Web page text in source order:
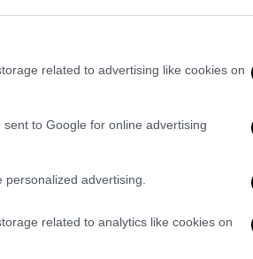
related to advertising like cookies on
to Google for online advertising
advertising.
related to analytics like cookies on
του οχήματος και
σε νέο
κάποιον υπολογιστή
κυκλοφορίας θα είναι
Αντίθετα όσοι δεν
μπορούν να
της ΑΑΔΕ.